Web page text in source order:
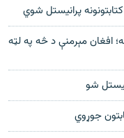
پرانیستل شوي
افغان مېرمنې د څه په لټه
شو
جوړوي